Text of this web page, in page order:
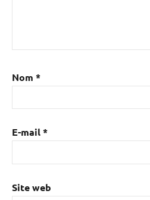
Nom *
E-mail*
Site web